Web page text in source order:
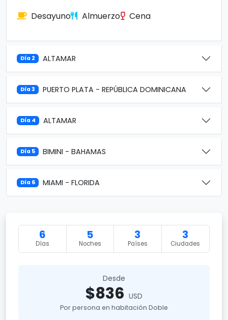
Desayuno
Almuerzo Cena
Día 2 ALTAMAR
Día 3 PUERTO PLATA - REPÚBLICA DOMINICANA
Día 4 ALTAMAR
Día 5 BIMINI - BAHAMAS
Día 6 MIAMI - FLORIDA
6
Días
5
Noches
3
Países
3
Ciudades
Desde
$836 USD
Por persona en habitación Doble